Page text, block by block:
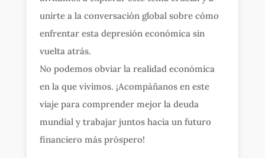
unirte a la conversación global sobre cómo
enfrentar esta depresión económica sin
vuelta atrás.
No podemos obviar la realidad económica
en la que vivimos. ¡Acompáñanos en este
viaje para comprender mejor la deuda
mundial y trabajar juntos hacia un futuro
financiero más próspero!